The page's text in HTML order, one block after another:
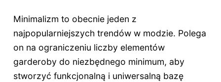
Minimalizm to obecnie jeden z
najpopularniejszych trendów w modzie. Polega
on na ograniczeniu liczby elementów
garderoby do niezbędnego minimum, aby
stworzyć funkcjonalną i uniwersalną bazę